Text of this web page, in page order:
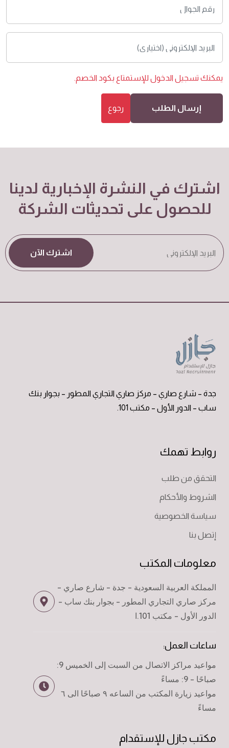
يمكنك تسجيل الدخول للإستمتاع بكود الخصم.
إرسال الطلب رجوع
اشترك في النشرة الإخبارية لدينا
للحصول على تحديثات الشركة
اشترك الآن
جدة – شارع صاري – مركز صاري التجاري المطور – بجوار بنك
ساب – الدور الأول – مكتب 101.
روابط تهمك
التحقق من طلب
الشروط والأحكام
سياسة الخصوصية
إتصل بنا
معلومات المكتب
المملكة العربية السعودية - جدة - شارع صاري -
مركز صاري التجاري المطور - بجوار بنك ساب -
الدور الأول - مكتب 101.ا
ساعات العمل:
مواعيد مراكز الاتصال من السبت إلى الخميس 9:
صباحًا - 9: مساءً
مواعيد زيارة المكتب من الساعه ٩ صباحًا الى ٦
مساءً
مكتب جازل للإستقدام